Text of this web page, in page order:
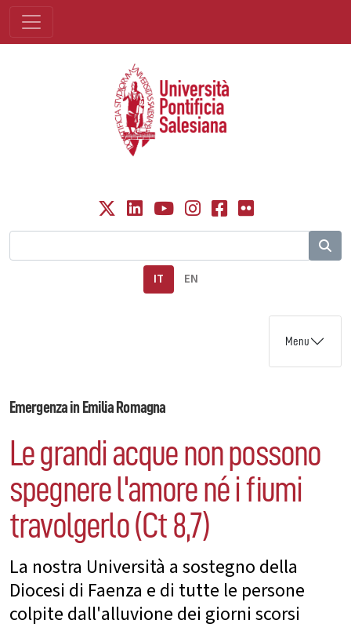
IT EN
Menu
Emergenza in Emilia Romagna
Le grandi acque non possono
spegnere l'amore né i ﬁumi
travolgerlo (Ct 8,7)
La nostra Università a sostegno della
Diocesi di Faenza e di tutte le persone
colpite dall'alluvione dei giorni scorsi